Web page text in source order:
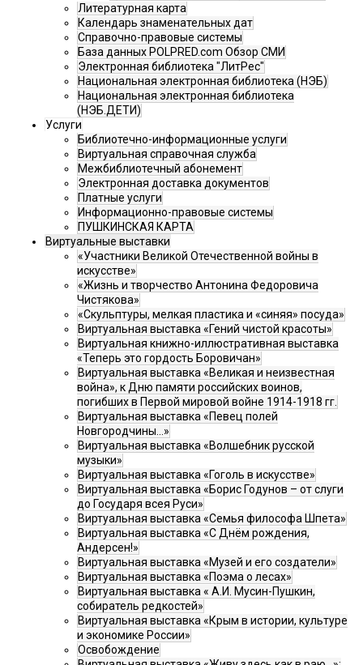
Литературная карта
Календарь знаменательных дат
Справочно-правовые системы
База данных POLPRED.com Обзор СМИ
Электронная библиотека "ЛитРес"
Национальная электронная библиотека (НЭБ)
Национальная электронная библиотека
(НЭБ.ДЕТИ)
Услуги
Библиотечно-информационные услуги
Виртуальная справочная служба
Межбиблиотечный абонемент
Электронная доставка документов
Платные услуги
Информационно-правовые системы
ПУШКИНСКАЯ КАРТА
Виртуальные выставки
«Участники Великой Отечественной войны в
искусстве»
«Жизнь и творчество Антонина Федоровича
Чистякова»
«Скульптуры, мелкая пластика и «синяя» посуда»
Виртуальная выставка «Гений чистой красоты»
Виртуальная книжно-иллюстративная выставка
«Теперь это гордость Боровичан»
Виртуальная выставка «Великая и неизвестная
война», к Дню памяти российских воинов,
погибших в Первой мировой войне 1914-1918 гг.
Виртуальная выставка «Певец полей
Новгородчины…»
Виртуальная выставка «Волшебник русской
музыки»
Виртуальная выставка «Гоголь в искусстве»
Виртуальная выставка «Борис Годунов – от слуги
до Государя всея Руси»
Виртуальная выставка «Семья философа Шпета»
Виртуальная выставка «С Днём рождения,
Андерсен!»
Виртуальная выставка «Музей и его создатели»
Виртуальная выставка «Поэма о лесах»
Виртуальная выставка « А.И. Мусин-Пушкин,
собиратель редкостей»
Виртуальная выставка «Крым в истории, культуре
и экономике России»
Освобождение